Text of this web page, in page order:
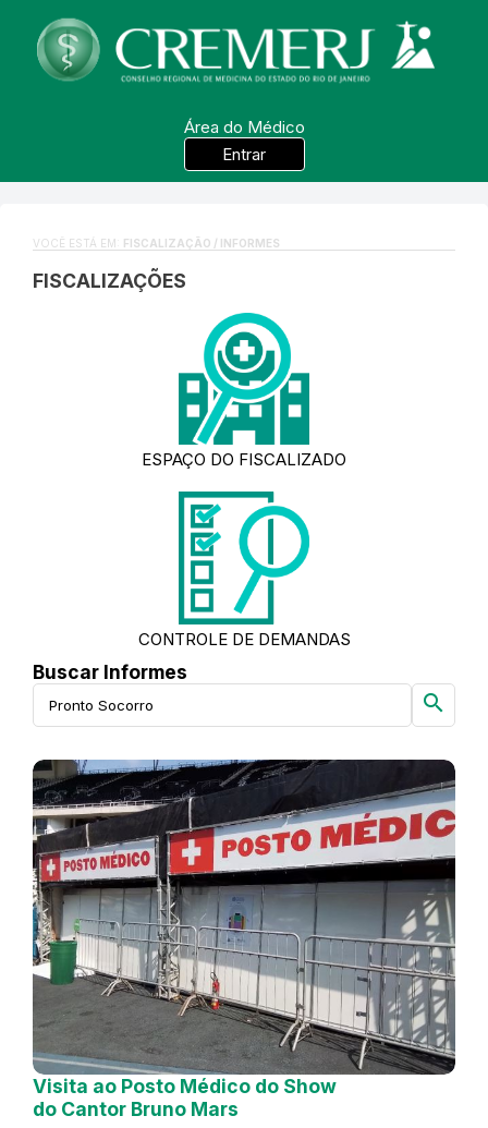
Área do Médico
Entrar
VOCÊ ESTÁ EM: FISCALIZAÇÃO / INFORMES
FISCALIZAÇÕES
ESPAÇO DO FISCALIZADO
CONTROLE DE DEMANDAS
Buscar Informes
search
Visita ao Posto Médico do Show
do Cantor Bruno Mars